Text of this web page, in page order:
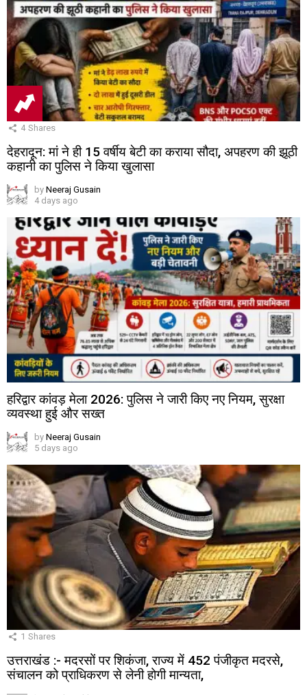
4 Shares
देहरादून: मां ने ही 15 वर्षीय बेटी का कराया सौदा, अपहरण की झूठी
कहानी का पुलिस ने किया खुलासा
by Neeraj Gusain
4 days ago
हरिद्वार कांवड़ मेला 2026: पुलिस ने जारी किए नए नियम, सुरक्षा
व्यवस्था हुई और सख्त
by Neeraj Gusain
5 days ago
1 Shares
उत्तराखंड :- मदरसों पर शिकंजा, राज्य में 452 पंजीकृत मदरसे,
संचालन को प्राधिकरण से लेनी होगी मान्यता,